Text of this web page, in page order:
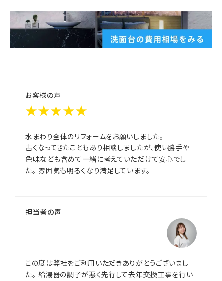
お客様の声
★★★★★
水まわり全体のリフォームをお願いしました。
古くなってきたこともあり相談しましたが、使い勝手や
色味なども含めて一緒に考えていただけて安心でし
た。 雰囲気も明るくなり満足しています。
担当者の声
この度は弊社をご利用いただきありがとうございまし
た。 給湯器の調子が悪く先行して去年交換工事を行い